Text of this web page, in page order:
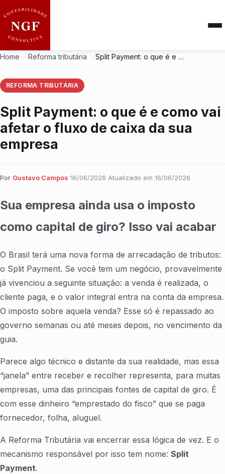
Home › Reforma tributária › Split Payment: o que é e como vai afetar o fluxo de caixa da sua empresa
REFORMA TRIBUTÁRIA
Split Payment: o que é e como vai
afetar o fluxo de caixa da sua
empresa
Por Gustavo Campos·16/06/2026·Atualizado em 16/06/2026
Sua empresa ainda usa o imposto
como capital de giro? Isso vai acabar
O Brasil terá uma nova forma de arrecadação de tributos:
o Split Payment. Se você tem um negócio, provavelmente
já vivenciou a seguinte situação: a venda é realizada, o
cliente paga, e o valor integral entra na conta da empresa.
O imposto sobre aquela venda? Esse só é repassado ao
governo semanas ou até meses depois, no vencimento da
guia.
Parece algo técnico e distante da sua realidade, mas essa
“janela” entre receber e recolher representa, para muitas
empresas, uma das principais fontes de capital de giro. É
com esse dinheiro “emprestado do fisco” que se paga
fornecedor, folha, aluguel.
A Reforma Tributária vai encerrar essa lógica de vez. E o
mecanismo responsável por isso tem nome: Split
Payment.